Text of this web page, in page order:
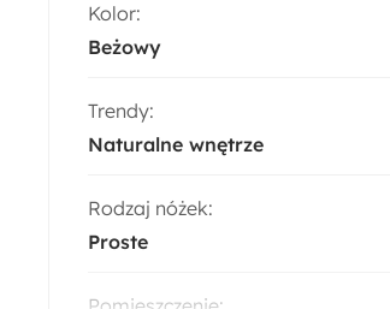
Kolor:
Beżowy
Trendy:
Naturalne wnętrze
Rodzaj nóżek:
Proste